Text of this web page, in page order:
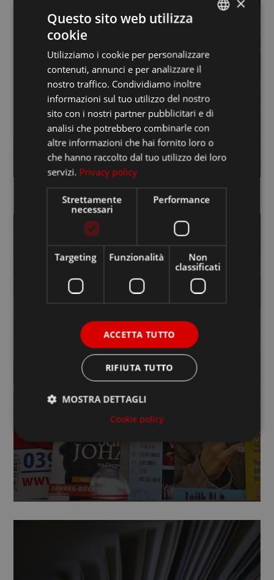
FUMETTI ALBUM E FIGURINE
RIVISTE PERIODICHE
SCOPRI DI PIÙ
FRANCESE
Questo sito web utilizza
cookie
Utilizziamo i cookie per personalizzare
contenuti, annunci e per analizzare il
nostro traffico. Condividiamo inoltre
informazioni sul tuo utilizzo del nostro
sito con i nostri partner pubblicitari e di
analisi che potrebbero combinarle con
altre informazioni che hai fornito loro o
che hanno raccolto dal tuo utilizzo dei loro
servizi. Privacy policy
Strettamente
necessari
Performance
Targeting Funzionalità
Non
classificati
ACCETTA TUTTO
RIFIUTA TUTTO
MOSTRA DETTAGLI
Cookie policy